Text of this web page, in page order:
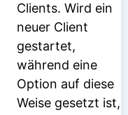
Clients. Wird ein
neuer Client
gestartet,
während eine
Option auf diese
Weise gesetzt ist,